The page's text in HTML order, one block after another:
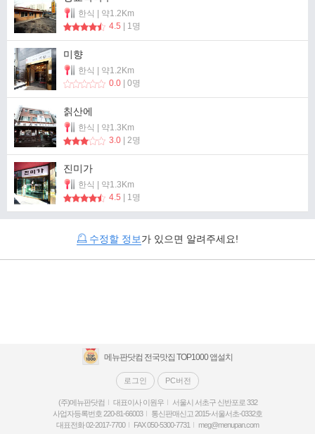
한식 | 약1.2Km
4.5 | 1명
미향
한식 | 약1.2Km
0.0 | 0명
칡산에
한식 | 약1.3Km
3.0 | 2명
진미가
한식 | 약1.3Km
4.5 | 1명
수정할 정보가 있으면 알려주세요!
메뉴판닷컴 전국맛집 TOP1000 앱설치
로그인 PC버전
(주)메뉴판닷컴 대표이사 이원우
서울시 서초구 신반포로 332
사업자등록번호 220-81-66003
통신판매신고 2015-서울서초-0332호
대표전화 02-2017-7700
FAX 050-5300-7731 meg@menupan.com